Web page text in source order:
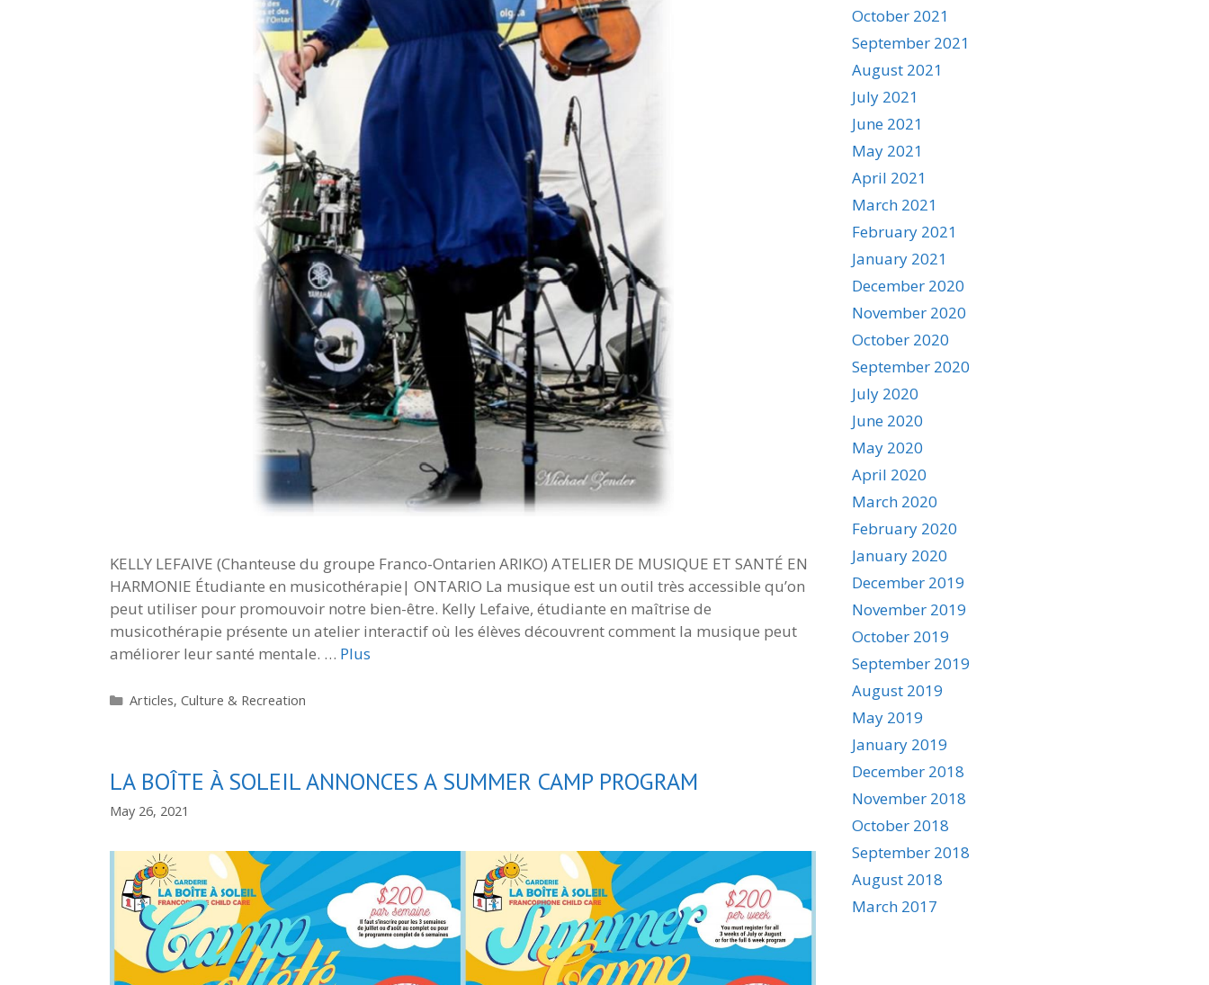
KELLY LEFAIVE (Chanteuse du groupe Franco-Ontarien ARIKO) ATELIER DE MUSIQUE ET SANTÉ EN
HARMONIE Étudiante en musicothérapie| ONTARIO La musique est un outil très accessible qu’on
peut utiliser pour promouvoir notre bien-être. Kelly Lefaive, étudiante en maîtrise de
musicothérapie présente un atelier interactif où les élèves découvrent comment la musique peut
améliorer leur santé mentale. … Plus
Categories
Articles, Culture & Recreation
LA BOÎTE À SOLEIL ANNONCES A SUMMER CAMP PROGRAM
May 26, 2021
October 2021
September 2021
August 2021
July 2021
June 2021
May 2021
April 2021
March 2021
February 2021
January 2021
December 2020
November 2020
October 2020
September 2020
July 2020
June 2020
May 2020
April 2020
March 2020
February 2020
January 2020
December 2019
November 2019
October 2019
September 2019
August 2019
May 2019
January 2019
December 2018
November 2018
October 2018
September 2018
August 2018
March 2017